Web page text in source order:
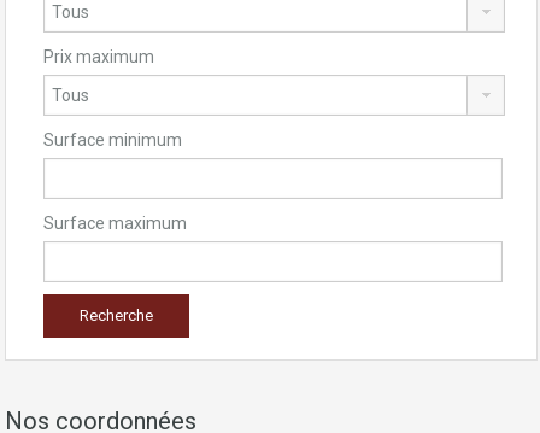
Prix maximum
Surface minimum
Surface maximum
Nos coordonnées